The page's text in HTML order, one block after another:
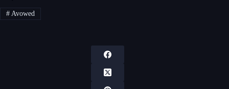
#Avowed